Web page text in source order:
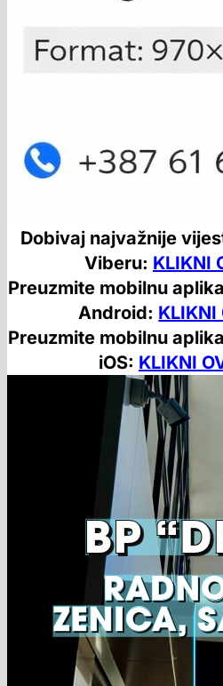
Dobivaj najvažnije
Viberu: KLIKNI
Preuzmite mobilnu
Android: KLIKNI
Preuzmite mobilnu
iOS: KLIKNI